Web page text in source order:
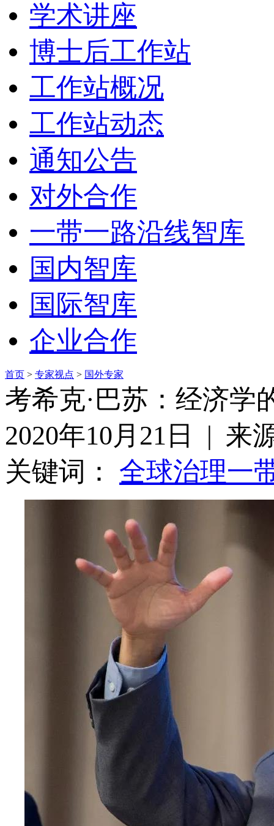
学术讲座
博士后工作站
工作站概况
工作站动态
通知公告
对外合作
一带一路沿线智库
国内智库
国际智库
企业合作
首页 > 专家视点 > 国外专家
考希克·巴苏：经济学
2020年10月21日 | 来
关键词： 全球治理一